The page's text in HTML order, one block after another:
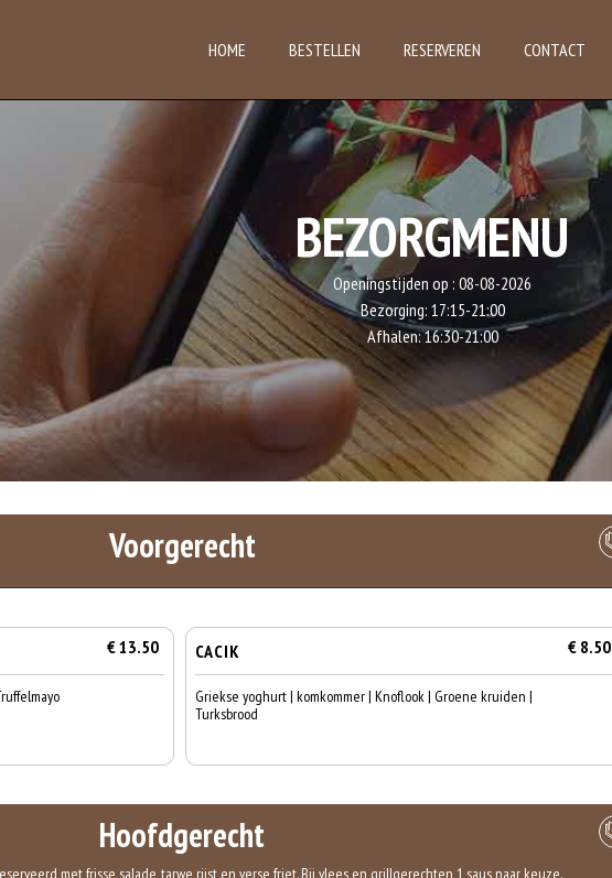
HOME BESTELLEN RESERVEREN CONTACT
BEZORGMENU
Openingstijden op : 08-08-2026
Bezorging: 17:15-21:00
Afhalen:16:30-21:00
Voorgerecht
€ 13.50 CACIK € 8.50
Griekse yoghurt | komkommer | Knoflook | Groene kruiden |
Turksbrood
Hoofdgerecht
met frisse salade, tarwe rijst en verse friet. Bij vlees en grillgerechten 1 saus naar keuze.